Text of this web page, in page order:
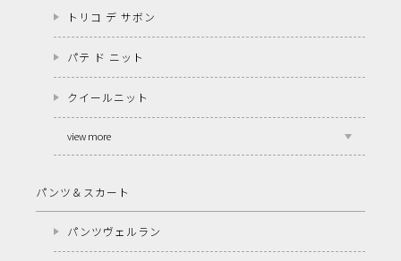
トリコ デ サボン
パテ ド ニット
クイールニット
view more
パンツ＆スカート
パンツヴェルラン